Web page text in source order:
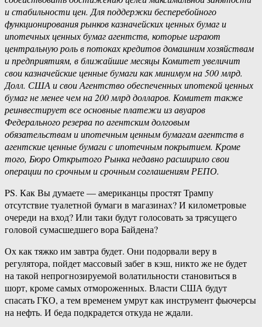
и стабильности цен. Для поддержки бесперебойного
функционирования рынков казначейских ценных бумаг и
ипотечных ценных бумаг агентств, которые играют
центральную роль в потоках кредитов домашним хозяйствам
и предприятиям, в ближайшие месяцы Комитет увеличит
свои казначейские ценные бумаги как минимум на 500 млрд.
Долл. США и свои Агентство обеспеченных ипотекой ценных
бумаг не менее чем на 200 млрд долларов. Комитет также
реинвестирует все основные платежи из авуаров
Федерального резерва по агентским долговым
обязательствам и ипотечным ценным бумагам агентств в
агентские ценные бумаги с ипотечным покрытием. Кроме
того, Бюро Открытого Рынка недавно расширило свои
операции по срочным и срочным соглашениям РЕПО.
PS. Как Вы думаете — американцы простят Трампу
отсутствие туалетной бумаги в магазинах? И километровые
очереди на вход? Или таки будут голосовать за трясущего
головой сумасшедшего вора Байдена?
Ох как тяжко им завтра будет. Они подорвали веру в
регулятора, пойдет массовый забег в кэш, никто же не будет
на такой непрогнозируемой волатильности становиться в
шорт, кроме самых отмороженных. Власти США будут
спасать ГКО, а тем временем умрут как инструмент фьючерсы
на нефть. И беда подкрадется откуда не ждали.